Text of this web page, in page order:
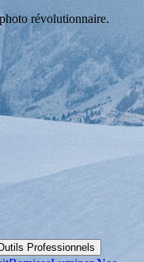
révolutionnaire.
Professionnels